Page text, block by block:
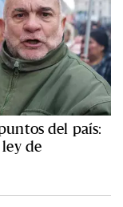
del país:
de